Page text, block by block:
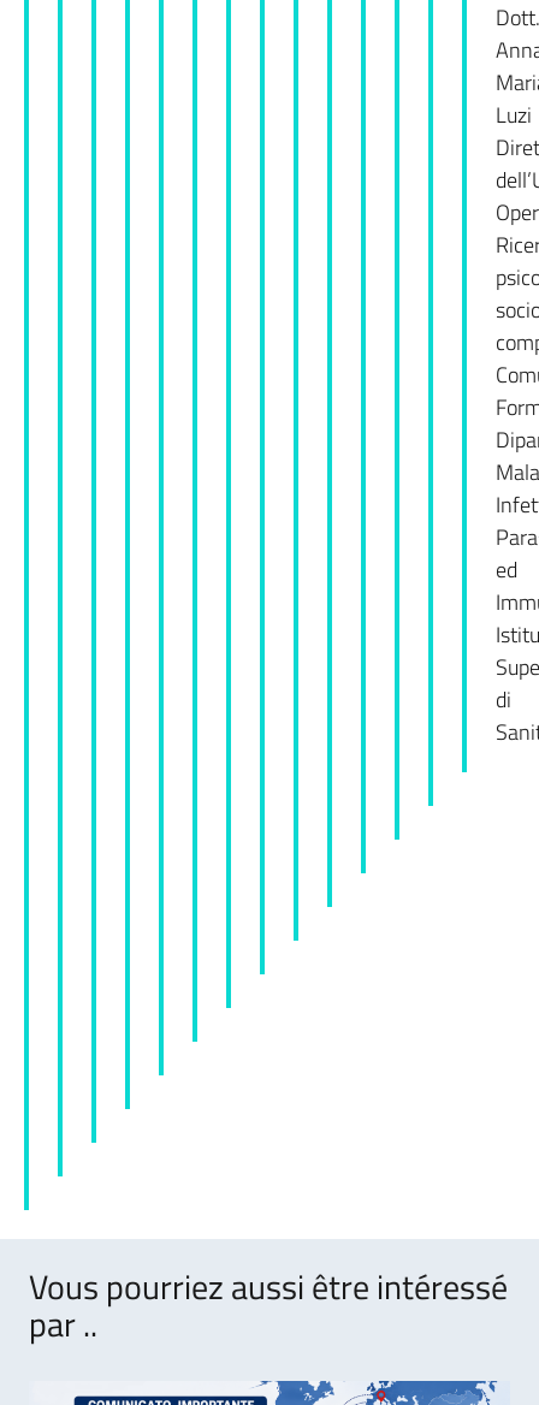
Luzi
ed
di
Vous pourriez aussi être intéressé
par ..